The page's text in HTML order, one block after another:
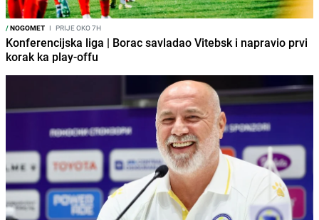
/NOGOMET I PRIJE OKO 7H
Konferencijska liga | Borac savladao Vitebsk i napravio prvi
korak ka play-offu